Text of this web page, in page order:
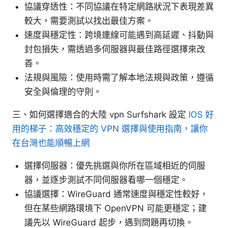
協議穿透性：不同協議在特定網路狀況下表現差異
較大，需要測試以找出最佳方案。
速度與穩定性：跨境連線可能遇到高延遲、抖動與
封包損失，需透過多伺服器與最佳路徑選擇來改
善。
法規與風險：使用時需了解本地法規與政策，遵循
安全與倫理的守則。
三、如何選擇適合的大陸 vpn Surfshark 設定 IOS 好
用的梯子：高效穩定的 VPN 選擇與使用指南，讓你
在台灣也能順暢上網
選擇伺服器：優先挑選與你所在區域相近的伺服
器，並逐步測試不同伺服器看哪一個穩定。
協議選擇：WireGuard 通常速度與穩定性較好，
但在某些網路環境下 OpenVPN 可能更穩定；建
議先以 WireGuard 起步，遇到問題再切換。